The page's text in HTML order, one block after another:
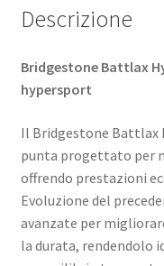
Descrizione
Bridgestone Battlax
hypersport
Il Bridgestone Battlax
punta progettato per
offrendo prestazioni
Evoluzione del
avanzate per
la durata, rendendolo